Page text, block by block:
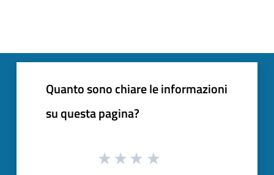
Quanto sono chiare le informazioni
su questa pagina?